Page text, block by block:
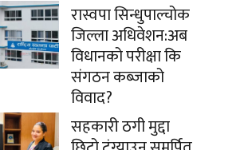
रास्वपा सिन्धुपाल्चोक
जिल्ला अधिवेशन:अब
विधानको परीक्षा कि
संगठन कब्जाको
विवाद?
सहकारी ठगी मुद्दा